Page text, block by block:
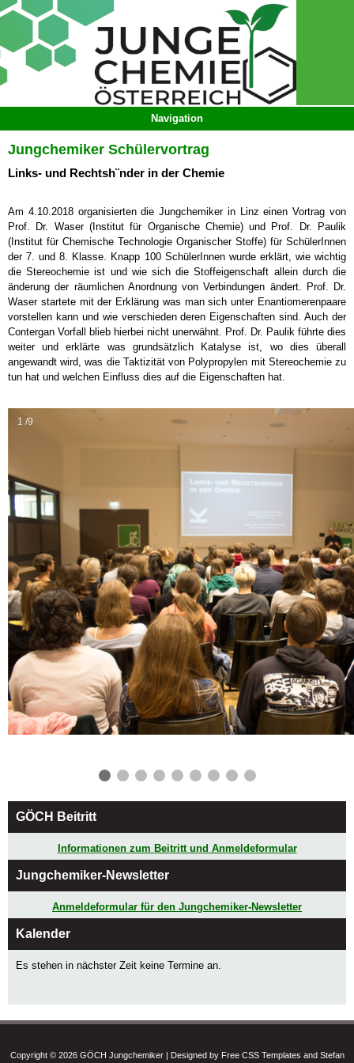
Jungchemiker Schülervortrag
Links- und Rechtsh¨nder in der Chemie
Am 4.10.2018 organisierten die Jungchemiker in Linz einen Vortrag von
Prof. Dr. Waser (Institut für Organische Chemie) und Prof. Dr. Paulik
(Institut für Chemische Technologie Organischer Stoffe) für SchülerInnen
der 7. und 8. Klasse. Knapp 100 SchülerInnen wurde erklärt, wie wichtig
die Stereochemie ist und wie sich die Stoffeigenschaft allein durch die
änderung der räumlichen Anordnung von Verbindungen ändert. Prof. Dr.
Waser startete mit der Erklärung was man sich unter Enantiomerenpaare
vorstellen kann und wie verschieden deren Eigenschaften sind. Auch der
Contergan Vorfall blieb hierbei nicht unerwähnt. Prof. Dr. Paulik führte dies
weiter und erklärte was grundsätzlich Katalyse ist, wo dies überall
angewandt wird, was die Taktizität von Polypropylen mit Stereochemie zu
tun hat und welchen Einfluss dies auf die Eigenschaften hat.
1 /9
GÖCH Beitritt
Informationen zum Beitritt und Anmeldeformular
Jungchemiker-Newsletter
Anmeldeformular für den Jungchemiker-Newsletter
Kalender
Es stehen in nächster Zeit keine Termine an.
Copyright © 2026 GÖCH Jungchemiker | Designed by Free CSS Templates and Stefan